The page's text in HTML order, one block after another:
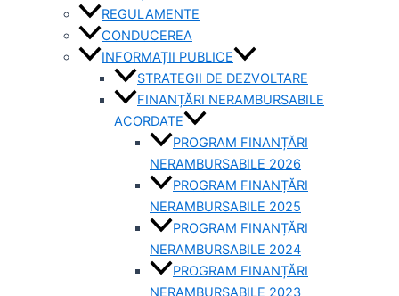
REGULAMENTE
CONDUCEREA
INFORMAȚII PUBLICE
STRATEGII DE DEZVOLTARE
FINANȚĂRI NERAMBURSABILE
ACORDATE
PROGRAM FINANȚĂRI
NERAMBURSABILE 2026
PROGRAM FINANȚĂRI
NERAMBURSABILE 2025
PROGRAM FINANȚĂRI
NERAMBURSABILE 2024
PROGRAM FINANȚĂRI
NERAMBURSABILE 2023